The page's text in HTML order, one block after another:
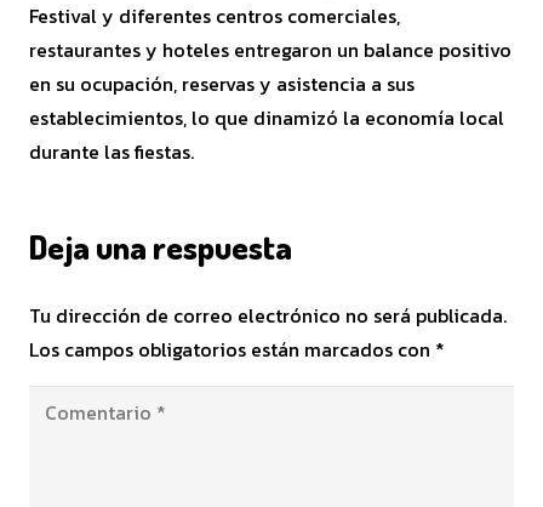
Festival y diferentes centros comerciales,
restaurantes y hoteles entregaron un balance positivo
en su ocupación, reservas y asistencia a sus
establecimientos, lo que dinamizó la economía local
durante las fiestas.
Deja una respuesta
Tu dirección de correo electrónico no será publicada.
Los campos obligatorios están marcados con *